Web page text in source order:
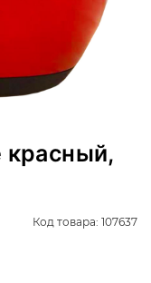
Код товара: 107637